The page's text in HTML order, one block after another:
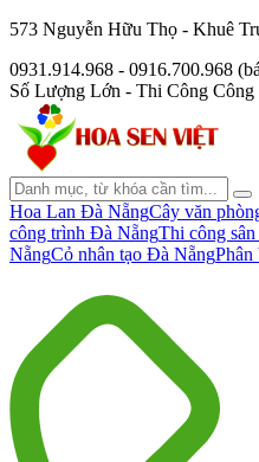
573 Nguyễn Hữu Thọ - Khuê
0931.914.968 - 0916.700.968
Số Lượng Lớn - Thi Công Công
Hoa Lan Đà NẵngCây văn
công trình Đà NẵngThi công
NẵngCỏ nhân tạo Đà Nẵng